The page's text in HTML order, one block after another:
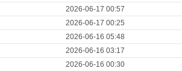
2026-06-17 00:57
2026-06-17 00:25
2026-06-16 05:48
2026-06-16 03:17
2026-06-16 00:30